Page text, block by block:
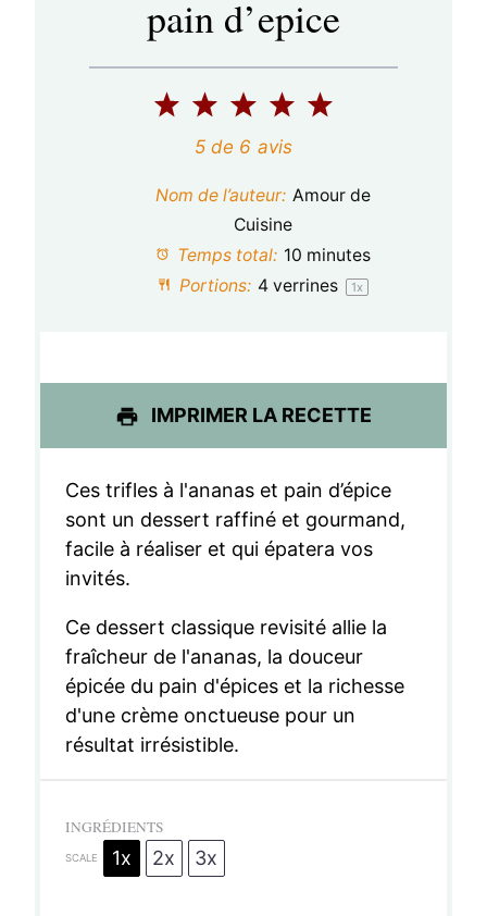
pain d’epice
5
t
i
s
4
t
i
s
3
é
t
o
i
s
2
é
t
i
s
1
t
i
5 de 6 avis
Nom de l’auteur: Amour de
Cuisine
Temps total: 10 minutes
Portions: 4verrines 1x
IMPRIMER LA RECETTE
Ces trifles à l'ananas et pain d’épice
sont un dessert raffiné et gourmand,
facile à réaliser et qui épatera vos
invités.
Ce dessert classique revisité allie la
fraîcheur de l'ananas, la douceur
épicée du pain d'épices et la richesse
d'une crème onctueuse pour un
résultat irrésistible.
INGRÉDIENTS
SCALE 1x 2x 3x